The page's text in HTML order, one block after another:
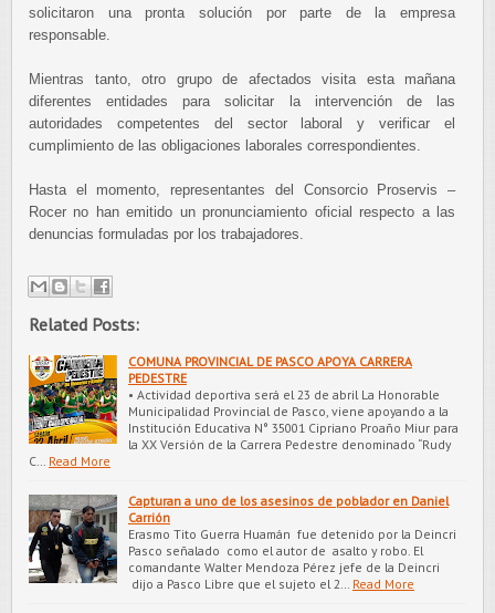
solicitaron una pronta solución por parte de la empresa
responsable.
Mientras tanto, otro grupo de afectados visita esta mañana
diferentes entidades para solicitar la intervención de las
autoridades competentes del sector laboral y verificar el
cumplimiento de las obligaciones laborales correspondientes.
Hasta el momento, representantes del Consorcio Proservis –
Rocer no han emitido un pronunciamiento oficial respecto a las
denuncias formuladas por los trabajadores.
Related Posts:
COMUNA PROVINCIAL DE PASCO APOYA CARRERA
PEDESTRE
• Actividad deportiva será el 23 de abril La Honorable
Municipalidad Provincial de Pasco, viene apoyando a la
Institución Educativa N° 35001 Cipriano Proaño Miur para
la XX Versión de la Carrera Pedestre denominado “Rudy
C…
Read More
Capturan a uno de los asesinos de poblador en Daniel
Carrión
Erasmo Tito Guerra Huamán fue detenido por la Deincri
Pasco señalado como el autor de asalto y robo. El
comandante Walter Mendoza Pérez jefe de la Deincri
dijo a Pasco Libre que el sujeto el 2…
Read More